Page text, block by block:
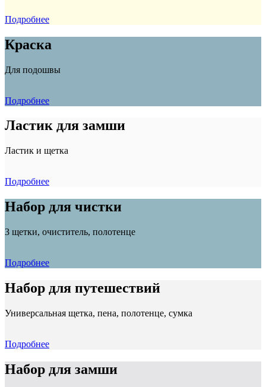
Подробнее
Краска
Для подошвы
Подробнее
Ластик для замши
Ластик и щетка
Подробнее
Набор для чистки
3 щетки, очиститель, полотенце
Подробнее
Набор для путешествий
Универсальная щетка, пена, полотенце, сумка
Подробнее
Набор для замши